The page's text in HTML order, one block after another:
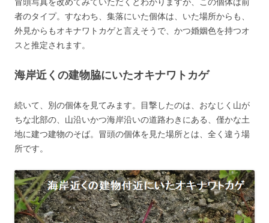
者のタイプ。すなわち、集落にいた個体は、いた場所からも、
外見からもオキナワトカゲと言えそうで、かつ婚姻色を持つオ
スと推定されます。
海岸近くの建物脇にいたオキナワトカゲ
続いて、別の個体を見てみます。目撃したのは、おなじく山が
ちな北部の、山沿いかつ海岸沿いの道路わきにある、僅かな土
地に建つ建物のそば。冒頭の個体を見た場所とは、全く違う場
所です。